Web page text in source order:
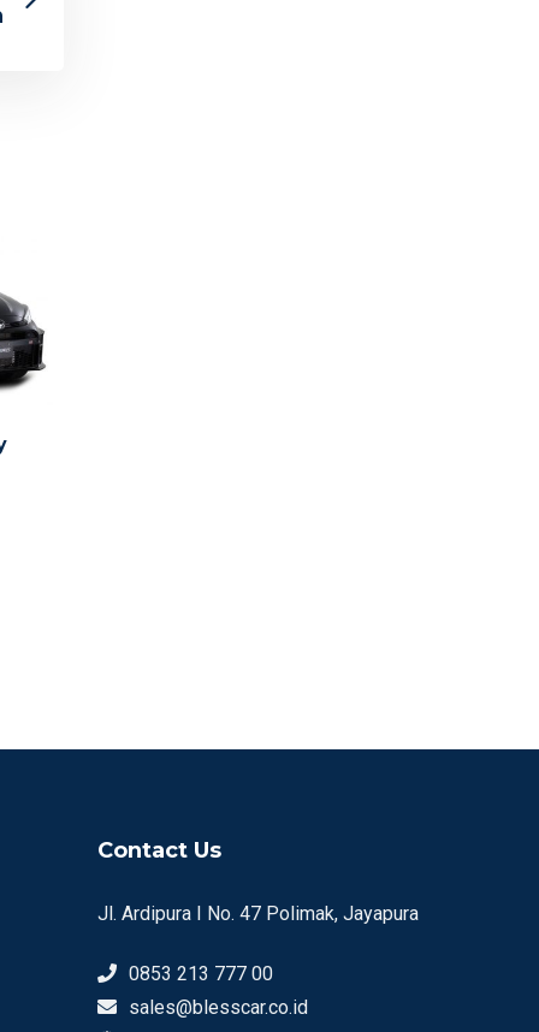
Contact Us
Jl. Ardipura I No. 47 Polimak, Jayapura
0853 213 777 00
sales@blesscar.co.id